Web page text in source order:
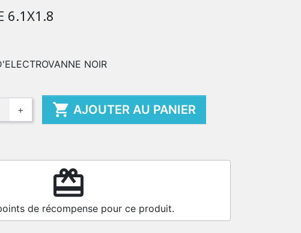
6.1X1.8
NOIR
+  AJOUTER AU PANIER
redeem
de récompense pour ce produit.